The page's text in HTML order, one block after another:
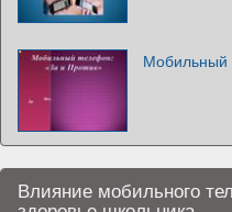
Мобильный
Влияние мобильного